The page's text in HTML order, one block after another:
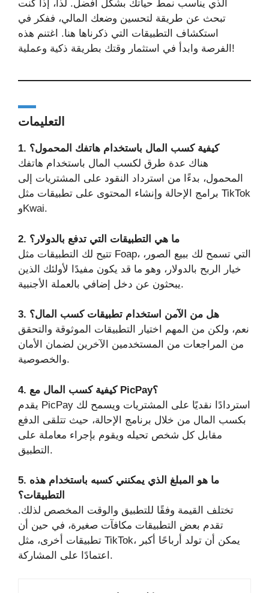
الذي يناسب نمط حياتك بشكل أفضل. لذا، إذا كنت
تبحث عن طريقة لتحسين وضعك المالي، ففكر في
استكشاف التطبيقات التي ذكرناها هنا. اغتنم هذه
الفرصة وابدأ في استثمار وقتك بطريقة ذكية وعملية!
التعليمات
1. كيفية كسب المال باستخدام هاتفك المحمول؟
هناك عدة طرق لكسب المال باستخدام هاتفك
المحمول، بدءًا من استرداد النقود على المشتريات إلى
برامج الإحالة وإنشاء المحتوى على تطبيقات مثل TikTok
وKwai.
2. ما هي التطبيقات التي تدفع بالدولار؟
تتيح لك التطبيقات مثل Foap، التي تسمح لك ببيع الصور،
خيار الربح بالدولار، وهو ما قد يكون مفيدًا لأولئك الذين
يبحثون عن دخل إضافي بالعملة الأجنبية.
3. هل من الآمن استخدام تطبيقات كسب المال؟
نعم، ولكن من المهم اختيار التطبيقات الموثوقة والتحقق
من المراجعات من المستخدمين الآخرين لضمان الأمان
والخصوصية.
4. كيفية كسب المال مع PicPay؟
يقدم PicPay استردادًا نقديًا على المشتريات ويسمح لك
بكسب المال من خلال برنامج الإحالة، حيث تتلقى الدفع
مقابل كل شخص تحيله ويقوم بإجراء معاملة على
التطبيق.
5. ما هو المبلغ الذي يمكنني كسبه باستخدام هذه
التطبيقات؟
تختلف القيمة وفقًا للتطبيق والوقت المخصص لذلك.
تقدم بعض التطبيقات مكافآت صغيرة، في حين أن
تطبيقات أخرى، مثل TikTok، يمكن أن تولد أرباحًا أكبر
اعتمادًا على المشاركة.